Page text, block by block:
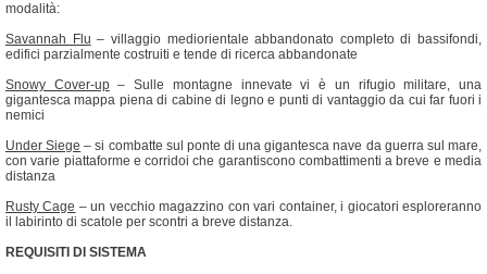
modalità:
Savannah Flu – villaggio mediorientale abbandonato completo di bassifondi,
edifici parzialmente costruiti e tende di ricerca abbandonate
Snowy Cover-up– Sulle montagne innevate vi è un rifugio militare, una
gigantesca mappa piena di cabine di legno e punti di vantaggio da cui far fuori i
nemici
Under Siege – si combatte sul ponte di una gigantesca nave da guerra sul mare,
con varie piattaforme e corridoi che garantiscono combattimenti a breve e media
distanza
Rusty Cage – un vecchio magazzino con vari container, i giocatori esploreranno
il labirinto di scatole per scontri a breve distanza.
REQUISITI DI SISTEMA